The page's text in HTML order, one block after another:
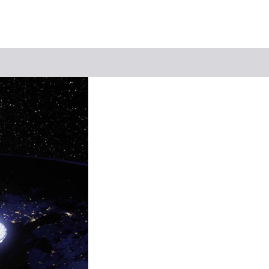
Suchbegriff
Das könnte Sie interessieren
Stadtführungen
Erlebnisse
Wein
Kultur